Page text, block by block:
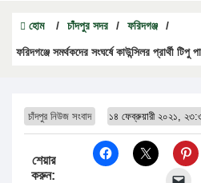
হোম / চাঁদপুর সদর / ফরিদগঞ্জ /
ফরিদগঞ্জে সমর্থকদের সংঘর্ষে কাউন্সিলর প্রার্থী টিপু
চাঁদপুর নিউজ সংবাদ ১৪ ফেব্রুয়ারী ২০২১,
শেয়ার
করুন: